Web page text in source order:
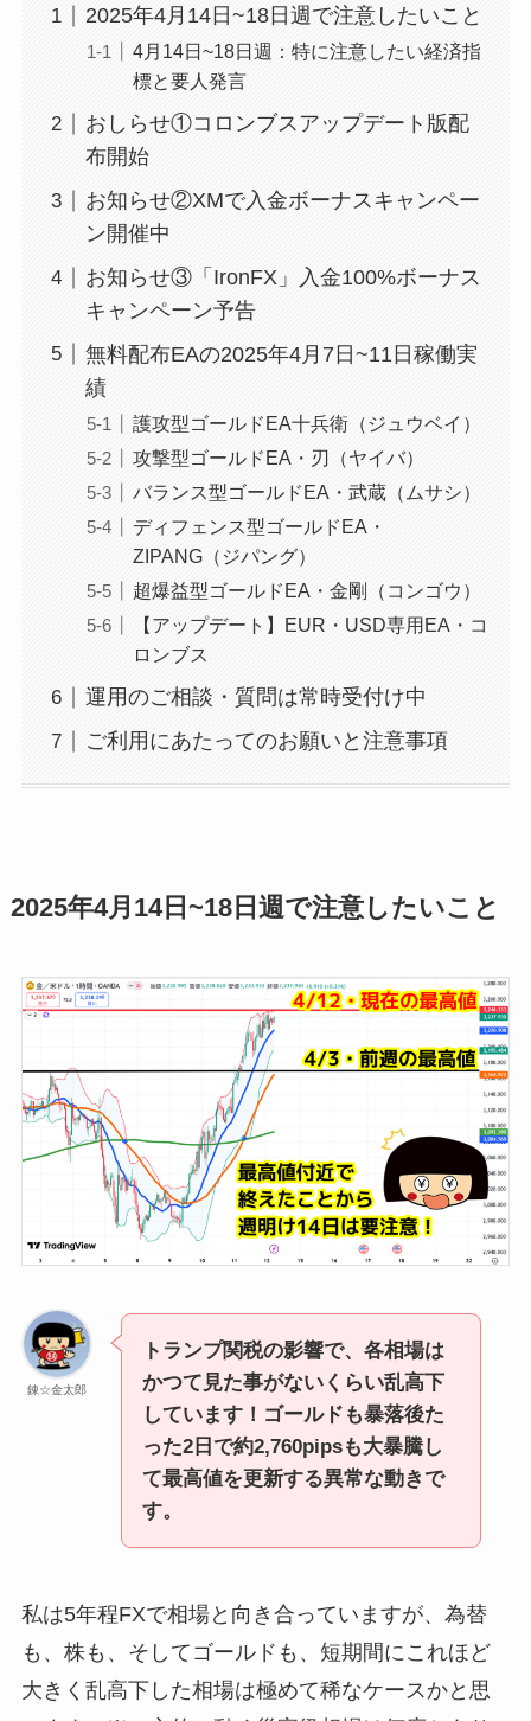
2025年4月14日~18日週で注意したいこと
4月14日~18日週：特に注意したい経済指
標と要人発言
おしらせ①コロンブスアップデート版配
布開始
お知らせ②XMで入金ボーナスキャンペー
ン開催中
お知らせ③「IronFX」入金100%ボーナス
キャンペーン予告
無料配布EAの2025年4月7日~11日稼働実
績
護攻型ゴールドEA十兵衛（ジュウベイ）
攻撃型ゴールドEA・刃（ヤイバ）
バランス型ゴールドEA・武蔵（ムサシ）
ディフェンス型ゴールドEA・
ZIPANG（ジパング）
超爆益型ゴールドEA・金剛（コンゴウ）
【アップデート】EUR・USD専用EA・コ
ロンブス
運用のご相談・質問は常時受付け中
ご利用にあたってのお願いと注意事項
2025年4月14日~18日週で注意したいこと
錬☆金太郎
トランプ関税の影響で、各相場は
かつて見た事がないくらい乱高下
しています！ゴールドも暴落後た
った2日で約2,760pipsも大暴騰し
て最高値を更新する異常な動きで
す。
私は5年程FXで相場と向き合っていますが、為替
も、株も、そしてゴールドも、短期間にこれほど
大きく乱高下した相場は極めて稀なケースかと思